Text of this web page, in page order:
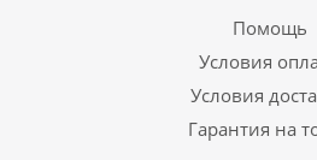
Помощь
Условия
Условия
Гарантия на